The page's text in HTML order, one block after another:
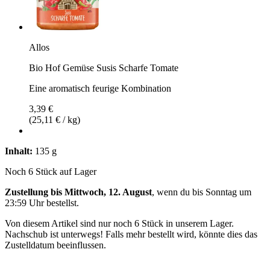
Allos
Bio Hof Gemüse Susis Scharfe Tomate
Eine aromatisch feurige Kombination
3,39 €
(25,11 € / kg)
Inhalt: 135 g
Noch 6 Stück auf Lager
Zustellung bis Mittwoch, 12. August, wenn du bis Sonntag um
23:59 Uhrbestellst.
Von diesem Artikel sind nur noch 6 Stück in unserem Lager.
Nachschub ist unterwegs! Falls mehr bestellt wird, könnte dies das
Zustelldatum beeinflussen.